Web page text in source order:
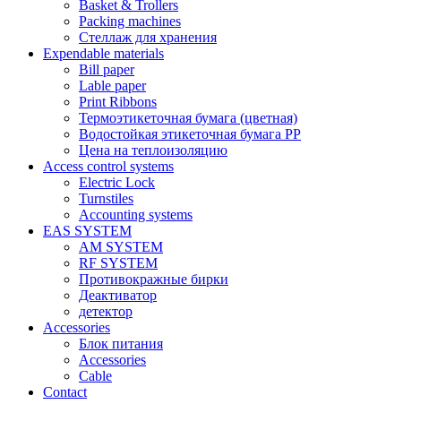
Basket & Trollers
Packing machines
Стеллаж для хранения
Expendable materials
Bill paper
Lable paper
Print Ribbons
Термоэтикеточная бумага (цветная)
Водостойкая этикеточная бумага PP
Цена на теплоизоляцию
Access control systems
Electric Lock
Turnstiles
Accounting systems
EAS SYSTEM
AM SYSTEM
RF SYSTEM
Противокражные бирки
Деактиватор
детектор
Accessories
Блок питания
Accessories
Cable
Contact